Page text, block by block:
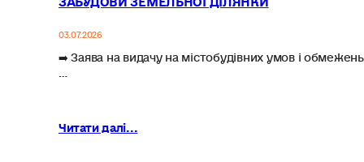
03.07.2026
➡️ Заява на видачу на містобудівних умов і
Читати далі...